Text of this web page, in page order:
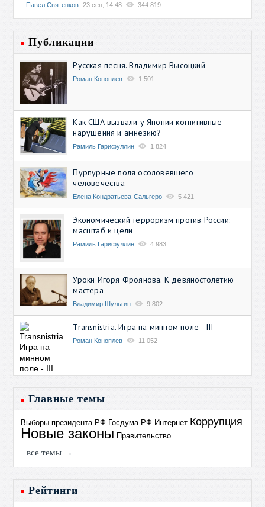
Павел Святенков 23 сен, 14:48 344 819
Публикации
Русская песня. Владимир Высоцкий
Роман Коноплев 1 501
Как США вызвали у Японии когнитивные
нарушения и амнезию?
Рамиль Гарифуллин 1 824
Пурпурные поля осоловевшего
человечества
Елена Кондратьева-Сальгеро 5 421
Экономический терроризм против России:
масштаб и цели
Рамиль Гарифуллин 4 983
Уроки Игоря Фроянова. К девяностолетию
мастера
Владимир Шульгин 9 802
Transnistria. Игра на минном поле - III
Роман Коноплев 11 052
Главные темы
Выборы президента РФ Госдума РФ Интернет Коррупция
Новые законы Правительство
все темы →
Рейтинги